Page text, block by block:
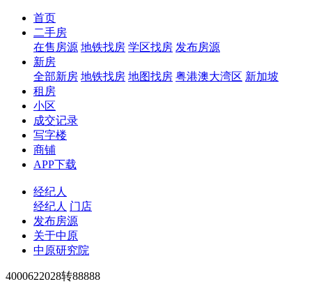
首页
二手房
在售房源 地铁找房 学区找房 发布房源
新房
全部新房 地铁找房 地图找房 粤港澳大湾区 新加坡
租房
小区
成交记录
写字楼
商铺
APP下载
经纪人
经纪人 门店
发布房源
关于中原
中原研究院
4000622028转88888